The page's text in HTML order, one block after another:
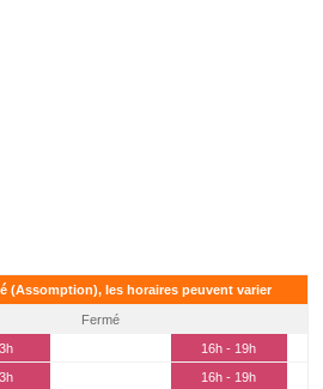
(Assomption), les horaires peuvent varier
Fermé
16h - 19h
16h - 19h